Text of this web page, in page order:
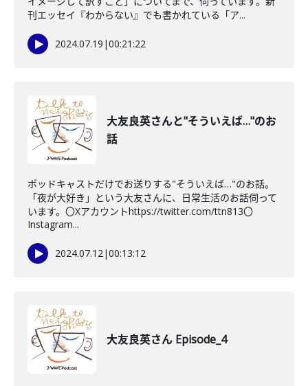
刊エッセイ『わからない』でも書かれている「ア...
2024.07.19 |00:21:22
大友良英さんと"そういえば…"のお
話
ポッドキャストだけでお送りする"そういえば…"のお話。
「夜が大好き」という大友さんに、日常生活のお話伺って
います。〇Xアカウントhttps://twitter.com/ttn813〇
Instagram...
2024.07.12|00:13:12
大友良英さん Episode_4